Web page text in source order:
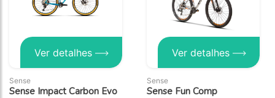
Ver detalhes
Sense
Sense Impact Carbon Evo
Ver detalhes
Sense
Sense Fun Comp